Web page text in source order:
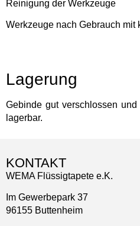
Reinigung der Werkzeuge
Werkzeuge nach Gebrauch mit
Lagerung
Gebinde gut verschlossen
lagerbar.
KONTAKT
WEMA Flüssigtapete e.K.
Im Gewerbepark 37
96155 Buttenheim